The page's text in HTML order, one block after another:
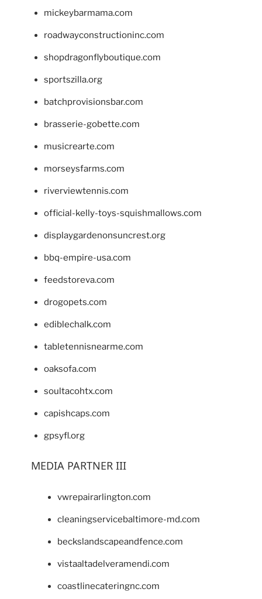
mickeybarmama.com
roadwayconstructioninc.com
shopdragonflyboutique.com
sportszilla.org
batchprovisionsbar.com
brasserie-gobette.com
musicrearte.com
morseysfarms.com
riverviewtennis.com
official-kelly-toys-squishmallows.com
displaygardenonsuncrest.org
bbq-empire-usa.com
feedstoreva.com
drogopets.com
ediblechalk.com
tabletennisnearme.com
oaksofa.com
soultacohtx.com
capishcaps.com
gpsyfl.org
MEDIA PARTNER III
vwrepairarlington.com
cleaningservicebaltimore-md.com
beckslandscapeandfence.com
vistaaltadelveramendi.com
coastlinecateringnc.com